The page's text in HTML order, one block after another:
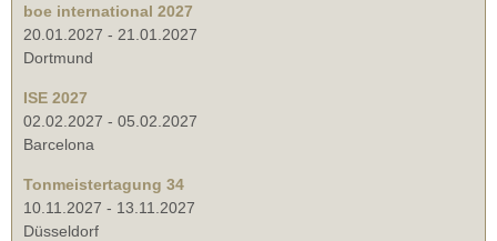
boe international 2027
20.01.2027 - 21.01.2027
Dortmund
ISE 2027
02.02.2027 - 05.02.2027
Barcelona
Tonmeistertagung 34
10.11.2027 - 13.11.2027
Düsseldorf